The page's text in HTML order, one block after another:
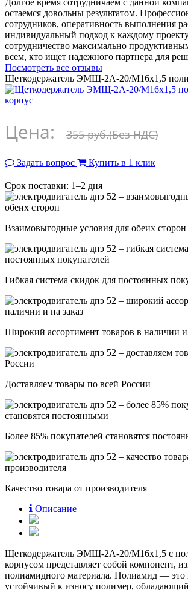
остаемся довольны результатом.
сотрудников, оперативность выполнения
индивидуальный подход к каждому
сотрудничество максимально
всем, кто ищет надежного партнера для
Посмотреть все отзывы
Щеткодержатель ЭМЩ-2А-20/М16х1,5
Цена: 355 руб.(Без НДС)
Задать вопрос Купить в 1 клик
Срок поставки: 1–2 дня
Взаимовыгодные условия для обеих сторон
Гибкая система скидок для постоянных
Широкий ассортимент товаров в наличии и
Доставляем товары по всей России
Более 85% покупателей становятся
Качество товара от производителя
Описание
Щеткодержатель ЭМЩ-2А-20/М16х1,5 с
корпусом представляет собой компонент,
полиамидного материала. Полиамид —
устойчивый к износу полимер,